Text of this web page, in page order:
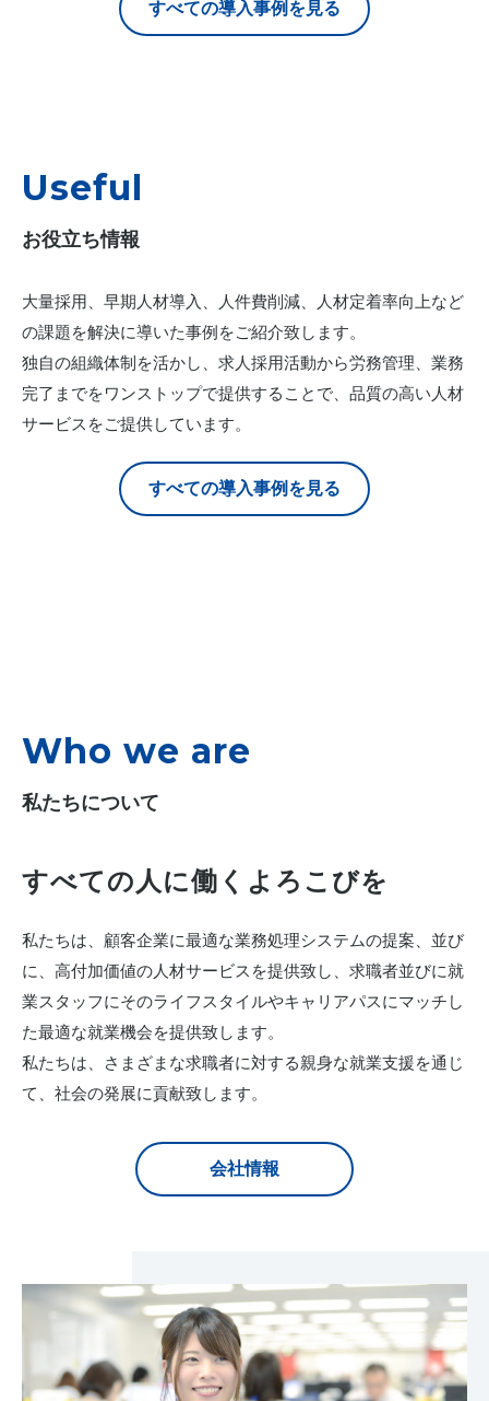
すべての導入事例を見る
Useful
お役立ち情報
大量採用、早期人材導入、人件費削減、人材定着率向上など
の課題を解決に導いた事例をご紹介致します。
独自の組織体制を活かし、求人採用活動から労務管理、業務
完了までをワンストップで提供することで、品質の高い人材
サービスをご提供しています。
すべての導入事例を見る
Who we are
私たちについて
すべての人に働くよろこびを
私たちは、顧客企業に最適な業務処理システムの提案、並び
に、高付加価値の人材サービスを提供致し、求職者並びに就
業スタッフにそのライフスタイルやキャリアパスにマッチし
た最適な就業機会を提供致します。
私たちは、さまざまな求職者に対する親身な就業支援を通じ
て、社会の発展に貢献致します。
会社情報